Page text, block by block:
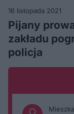
16 listopada 2021
Pijany
zakładu
policja